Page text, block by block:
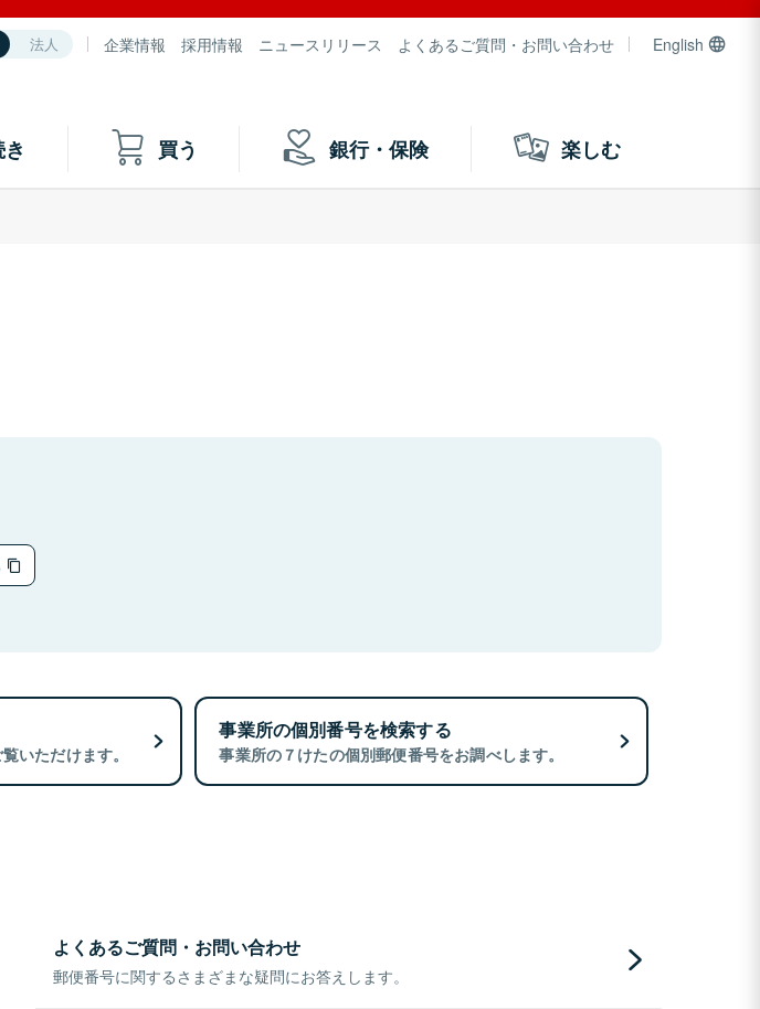
法人 企業情報 採用情報 ニュースリリース よくあるご質問・お問い合わせ English
買う 銀行・保険 楽しむ
いただけます。
事業所の個別番号を検索する
事業所の７けたの個別郵便番号をお調べします。
よくあるご質問・お問い合わせ
郵便番号に関するさまざまな疑問にお答えします。